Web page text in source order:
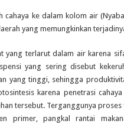
ke dalam kolom air
yang memungkinkan
yang terlarut dalam air karena
yang sering disebut
yang tinggi, sehingga
karena penetrasi
tersebut. Terganggunya
primer, pangkal rantai